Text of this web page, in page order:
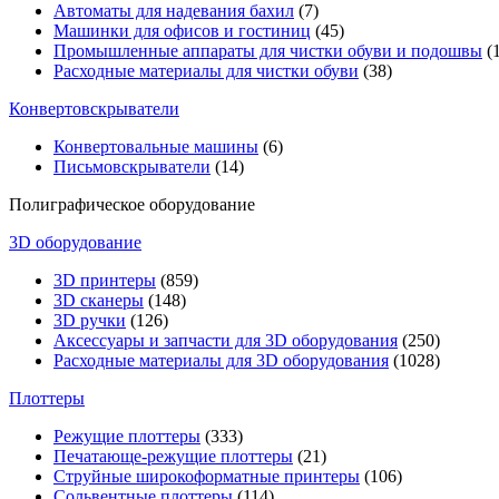
Автоматы для надевания бахил (7)
Машинки для офисов и гостиниц (45)
Промышленные аппараты для чистки обуви и подошвы
Расходные материалы для чистки обуви (38)
Конвертовскрыватели
Конвертовальные машины (6)
Письмовскрыватели (14)
Полиграфическое оборудование
3D оборудование
3D принтеры (859)
3D сканеры (148)
3D ручки (126)
Аксессуары и запчасти для 3D оборудования (250)
Расходные материалы для 3D оборудования (1028)
Плоттеры
Режущие плоттеры (333)
Печатающе-режущие плоттеры (21)
Струйные широкоформатные принтеры (106)